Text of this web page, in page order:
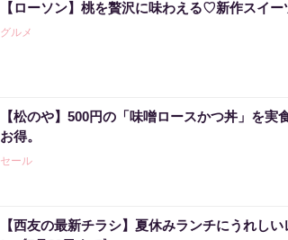
【ローソン】桃を贅沢に味わえる♡新作スイー
グルメ
【松のや】500円の「味噌ロースかつ丼」を
お得。
セール
【西友の最新チラシ】夏休みランチにうれし